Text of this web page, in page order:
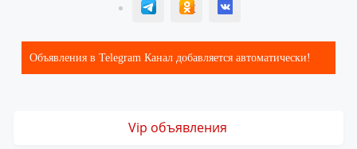
T ОК ВК
Объявления в Telegram Канал добавляется автоматически!
Vip объявления